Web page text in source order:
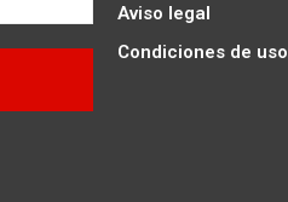
Aviso legal
Condiciones de uso